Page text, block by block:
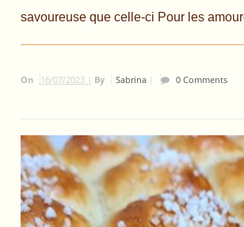
savoureuse que celle-ci Pour les
On 16/07/2023 | By Sabrina| 0 Comments